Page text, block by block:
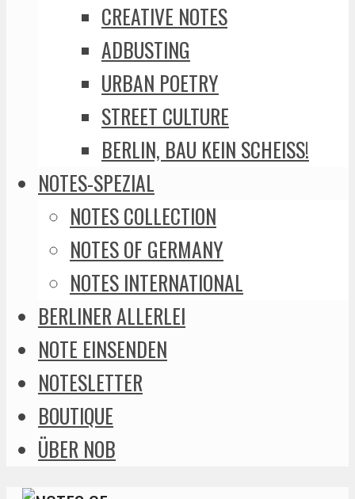
CREATIVE NOTES
ADBUSTING
URBAN POETRY
STREET CULTURE
BERLIN, BAU KEIN SCHEISS!
NOTES-SPEZIAL
NOTES COLLECTION
NOTES OF GERMANY
NOTES INTERNATIONAL
BERLINER ALLERLEI
NOTE EINSENDEN
NOTESLETTER
BOUTIQUE
ÜBER NOB